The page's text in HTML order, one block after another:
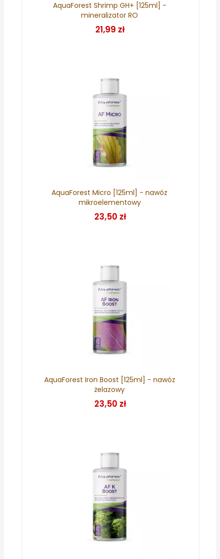
AquaForest Shrimp GH+ [125ml] -
mineralizator RO
21,99 zł
AquaForest Micro [125ml] - nawóz
mikroelementowy
23,50 zł
AquaForest Iron Boost [125ml] - nawóz
żelazowy
23,50 zł